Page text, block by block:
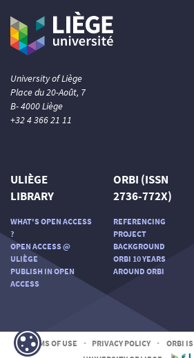
University of Liège
Place du 20-Août, 7
B- 4000 Liège
+32 4 366 21 11
ULIÈGE
LIBRARY
WHAT'S OPEN ACCESS
?
OPEN ACCESS @
ULIÈGE
PUBLISH IN OPEN
ACCESS
ORBI (ISSN
2736-772X)
REFERENCING
PROJECT
BACKGROUND
ORBI 10 YEARS
AROUND ORBI
TERMS OF USE - PRIVACY POLICY -
ORBI